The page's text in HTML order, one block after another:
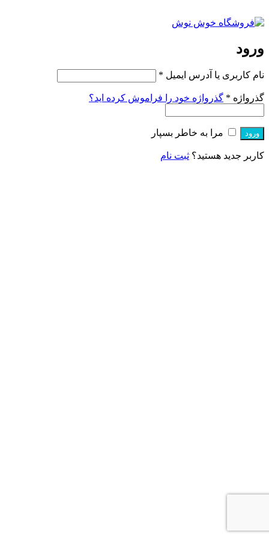
ورود
نام کاربری یا آدرس ایمیل *
گذرواژه * گذرواژه خود را فراموش کرده اید؟
ورود مرا به خاطر بسپار
کاربر جدید هستید؟ ثبت نام